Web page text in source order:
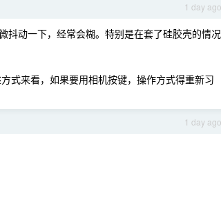
1 day ago
抖动一下，经常会糊。特别是在套了硅胶壳的情况
式来看，如果要用相机按键，操作方式得重新习
1 day ago